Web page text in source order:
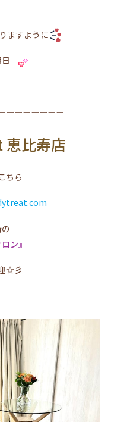
ますように
ーーーーーーー
比寿店
ちら
ン』
☆彡